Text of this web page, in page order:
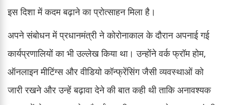
इस दिशा में कदम बढ़ाने का प्रोत्साहन मिला है।
अपने संबोधन में प्रधानमंत्री ने कोरोनाकाल के दौरान अपनाई गई
कार्यप्रणालियों का भी उल्लेख किया था। उन्होंने वर्क फ्रॉम होम,
ऑनलाइन मीटिंग्स और वीडियो कॉन्फ्रेंसिंग जैसी व्यवस्थाओं को
जारी रखने और उन्हें बढ़ावा देने की बात कही थी ताकि अनावश्यक